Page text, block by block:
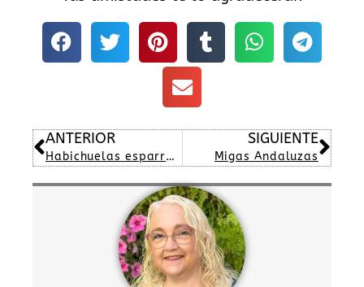
Ant
ANTERIOR
Habichuelas esparragadas con huevo o «Judías verdes»
SIGUIENTE
Migas Andaluzas